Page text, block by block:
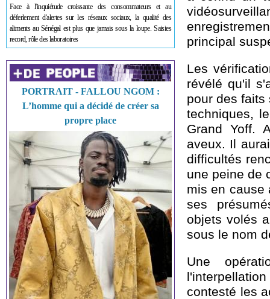
Face à l'inquiétude croissante des consommateurs et au
déferlement d'alertes sur les réseaux sociaux, la qualité des
aliments au Sénégal est plus que jamais sous la loupe. Saisies
record, rôle des laboratoires
PORTRAIT - FALLOU NGOM :
L’homme qui a décidé de créer sa
propre place
principal
Les
révélé qu'il
pour des
techniques,
Grand Yoff.
aveux. Il
difficultés
une peine de
mis en cause
ses
objets volés
sous le nom
Une
contesté les